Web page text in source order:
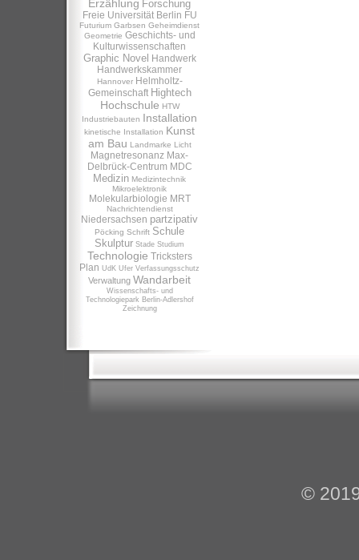
Erzählung Forschung
Freie Universität Berlin FU
Futurium Garbsen Geheimdienst
Geometrie Geschichts- und
Kulturwissenschaften
Graphic Novel Handwerk
Handwerkskammer
Hannover Helmholtz-
Gemeinschaft Hightech
Hochschule HTW
Industriebauten Installation
kinetische Installation Kunst
am Bau Landmarke Licht
Magnetresonanz Max-
Delbrück-Centrum MDC
Medizin Medizintechnik
Mikroelektronik
Molekularbiologie MRT
Nachrichtendienst
Niedersachsen partzipativ
Pöcking Schrift Schule
Skulptur Stade Studium
Technologie Tricksters
Plan UdK Ufer Verfassungsschutz
Verwaltung Wandarbeit
Wissenschafts- und
Technologiepark Berlin-Adlershof
Zeichnung
©